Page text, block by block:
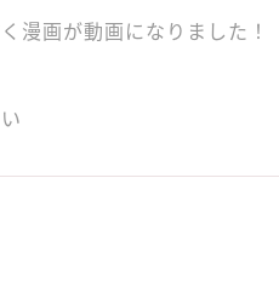
漫画が動画になりました！